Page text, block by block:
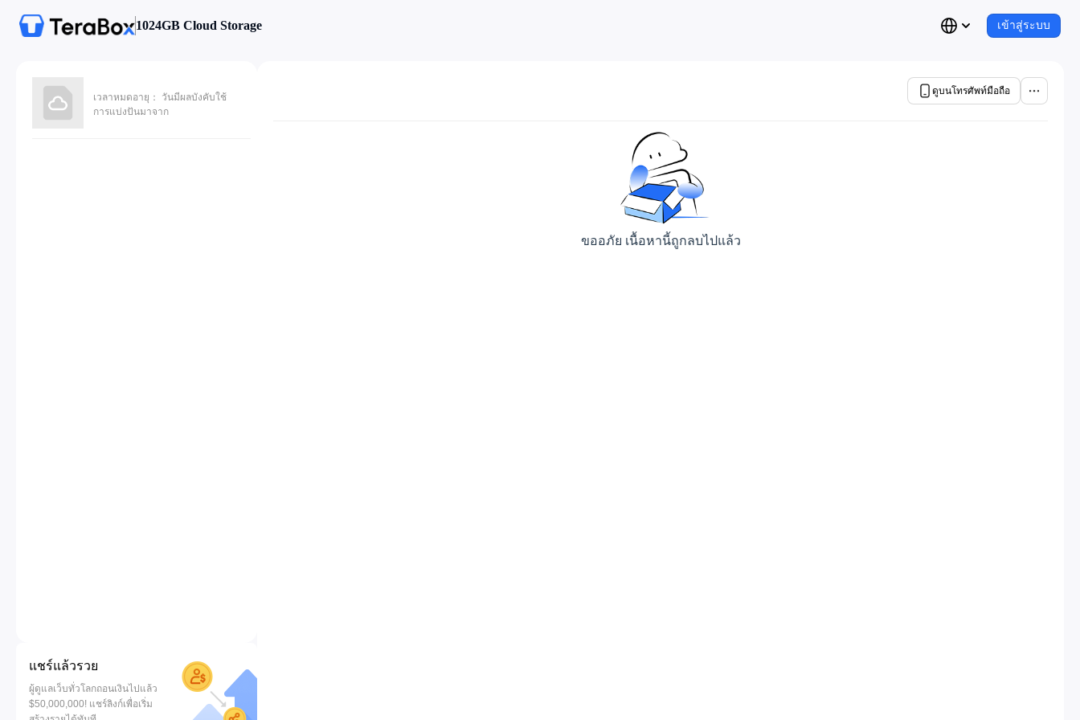
1024GB Cloud Storage เข้าสู่ระบบ
เวลาหมดอายุ： วันมีผลบังคับใช้
การแบ่งปันมาจาก
แชร์แล้วรวย
ผู้ดูแลเว็บทั่วโลกถอนเงินไปแล้ว
$50,000,000! แชร์ลิงก์เพื่อเริ่ม
ดูบนโทรศัพท์มือถือ
ขออภัย เนื้อหานี้ถูกลบไปแล้ว